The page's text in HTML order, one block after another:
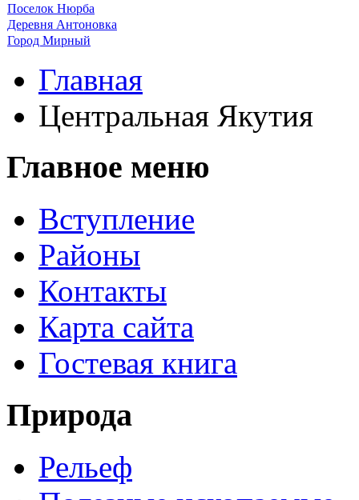
Поселок Нюрба
Деревня Антоновка
Город Мирный
Главная
Центральная Якутия
Главное меню
Вступление
Районы
Контакты
Карта сайта
Гостевая книга
Природа
Рельеф